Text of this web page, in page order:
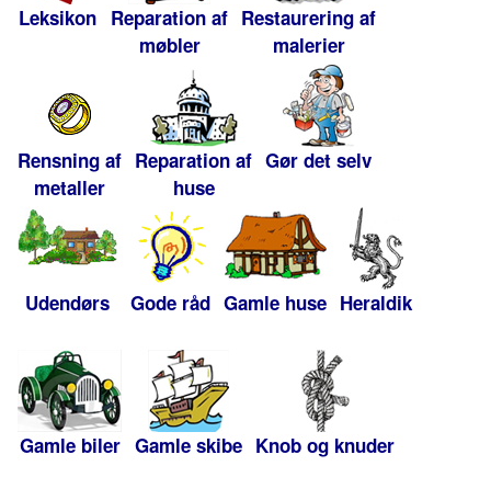
Leksikon Reparation af
møbler
Restaurering af
malerier
Rensning af
metaller
Reparation af
huse
Gør det selv
Udendørs Gode råd Gamle huse Heraldik
Gamle biler Gamle skibe Knob og knuder